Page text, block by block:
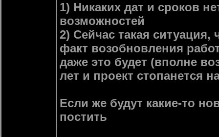
1) Никаких дат и сроков
возможностей
2) Сейчас такая
факт возобновления
даже это будет (вполне
лет и проект стопанется
Если же будут какие-то
постить